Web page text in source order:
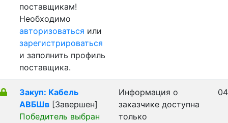
поставщикам!
Необходимо
авторизоваться или
зарегистрироваться
и заполнить профиль
поставщика.
Закуп: Кабель
АВБШв [Завершен]
Победитель выбран
Информация о
заказчике доступна
только